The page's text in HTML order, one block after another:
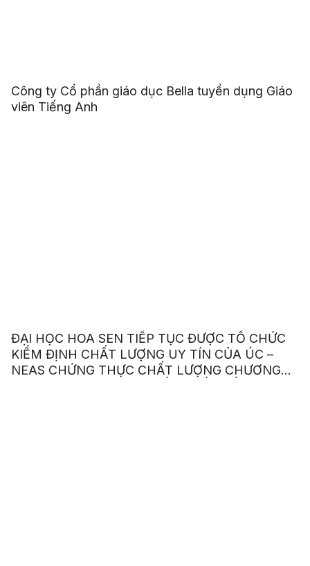
Công ty Cổ phần giáo dục Bella tuyển dụng Giáo
viên Tiếng Anh
ĐẠI HỌC HOA SEN TIẾP TỤC ĐƯỢC TỔ CHỨC
KIỂM ĐỊNH CHẤT LƯỢNG UY TÍN CỦA ÚC –
NEAS CHỨNG THỰC CHẤT LƯỢNG CHƯƠNG